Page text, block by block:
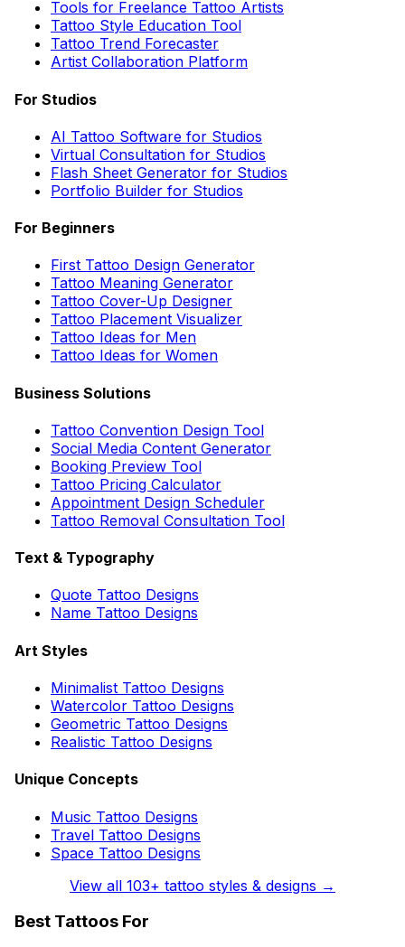
Tools for Freelance Tattoo Artists
Tattoo Style Education Tool
Tattoo Trend Forecaster
Artist Collaboration Platform
For Studios
AI Tattoo Software for Studios
Virtual Consultation for Studios
Flash Sheet Generator for Studios
Portfolio Builder for Studios
For Beginners
First Tattoo Design Generator
Tattoo Meaning Generator
Tattoo Cover-Up Designer
Tattoo Placement Visualizer
Tattoo Ideas for Men
Tattoo Ideas for Women
Business Solutions
Tattoo Convention Design Tool
Social Media Content Generator
Booking Preview Tool
Tattoo Pricing Calculator
Appointment Design Scheduler
Tattoo Removal Consultation Tool
Text & Typography
Quote Tattoo Designs
Name Tattoo Designs
Art Styles
Minimalist Tattoo Designs
Watercolor Tattoo Designs
Geometric Tattoo Designs
Realistic Tattoo Designs
Unique Concepts
Music Tattoo Designs
Travel Tattoo Designs
Space Tattoo Designs
View all 103+ tattoo styles & designs →
Best Tattoos For